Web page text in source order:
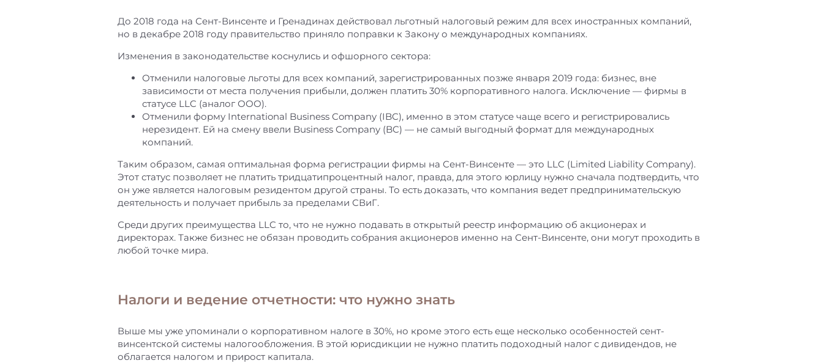
До 2018 года на Сент-Винсенте и Гренадинах действовал льготный налоговый режим для всех иностранных компаний,
но в декабре 2018 году правительство приняло поправки к Закону о международных компаниях.
Изменения в законодательстве коснулись и офшорного сектора:
Отменили налоговые льготы для всех компаний, зарегистрированных позже января 2019 года: бизнес, вне
зависимости от места получения прибыли, должен платить 30% корпоративного налога. Исключение — фирмы в
статусе LLC (аналог ООО).
Отменили форму International Business Company (IBC), именно в этом статусе чаще всего и регистрировались
нерезидент. Ей на смену ввели Business Company (BC) — не самый выгодный формат для международных
компаний.
Таким образом, самая оптимальная форма регистрации фирмы на Сент-Винсенте — это LLC (Limited Liability Company).
Этот статус позволяет не платить тридцатипроцентный налог, правда, для этого юрлицу нужно сначала подтвердить, что
он уже является налоговым резидентом другой страны. То есть доказать, что компания ведет предпринимательскую
деятельность и получает прибыль за пределами СВиГ.
Среди других преимущества LLC то, что не нужно подавать в открытый реестр информацию об акционерах и
директорах. Также бизнес не обязан проводить собрания акционеров именно на Сент-Винсенте, они могут проходить в
любой точке мира.
Налоги и ведение отчетности: что нужно знать
Выше мы уже упоминали о корпоративном налоге в 30%, но кроме этого есть еще несколько особенностей сент-
винсентской системы налогообложения. В этой юрисдикции не нужно платить подоходный налог с дивидендов, не
облагается налогом и прирост капитала.